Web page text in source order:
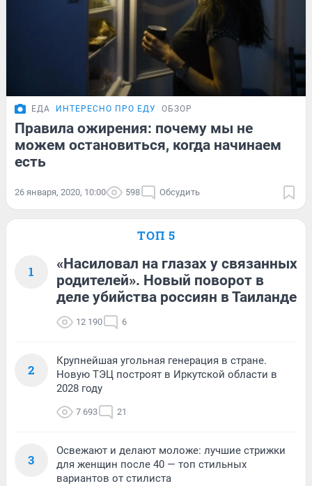
ЕДА ИНТЕРЕСНО ПРО ЕДУ ОБЗОР
Правила ожирения: почему мы не
можем остановиться, когда начинаем
есть
26 января, 2020, 10:00 598 Обсудить
ТОП 5
1
«Насиловал на глазах у связанных
родителей». Новый поворот в
деле убийства россиян в Таиланде
12 190 6
2
Крупнейшая угольная генерация в стране.
Новую ТЭЦ построят в Иркутской области в
2028 году
7 693 21
3
Освежают и делают моложе: лучшие стрижки
для женщин после 40 — топ стильных
вариантов от стилиста